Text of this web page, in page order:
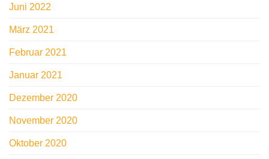
Juni 2022
März 2021
Februar 2021
Januar 2021
Dezember 2020
November 2020
Oktober 2020